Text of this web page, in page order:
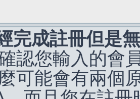
完成註冊但是
認您輸入的會
可能會有兩個